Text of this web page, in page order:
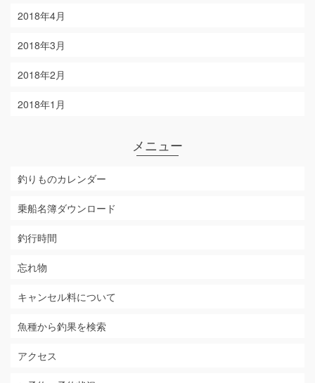
2018年4月
2018年3月
2018年2月
2018年1月
メニュー
釣りものカレンダー
乗船名簿ダウンロード
釣行時間
忘れ物
キャンセル料について
魚種から釣果を検索
アクセス